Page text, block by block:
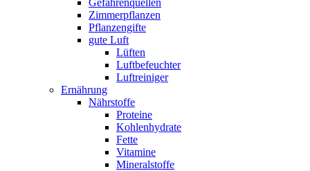
Gefahrenquellen
Zimmerpflanzen
Pflanzengifte
gute Luft
Lüften
Luftbefeuchter
Luftreiniger
Ernährung
Nährstoffe
Proteine
Kohlenhydrate
Fette
Vitamine
Mineralstoffe